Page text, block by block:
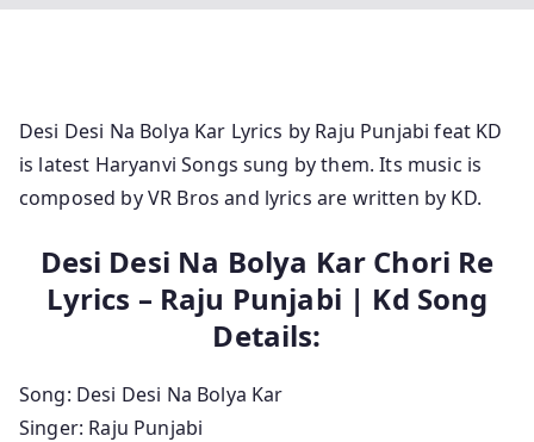
Desi Desi Na Bolya Kar Lyrics by Raju Punjabi feat KD
is latest Haryanvi Songs sung by them. Its music is
composed by VR Bros and lyrics are written by KD.
Desi Desi Na Bolya Kar Chori Re
Lyrics – Raju Punjabi | Kd Song
Details:
Song: Desi Desi Na Bolya Kar
Singer: Raju Punjabi